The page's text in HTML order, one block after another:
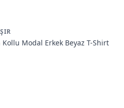
Kollu Modal Erkek Beyaz T-Shirt